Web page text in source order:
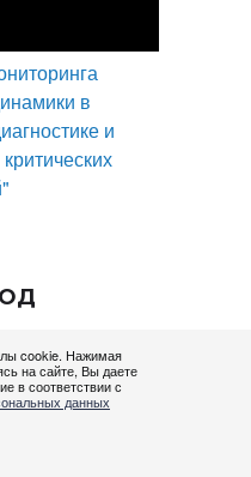
cookie. Нажимая
на сайте, Вы даете
в соответствии с
данных
в
и